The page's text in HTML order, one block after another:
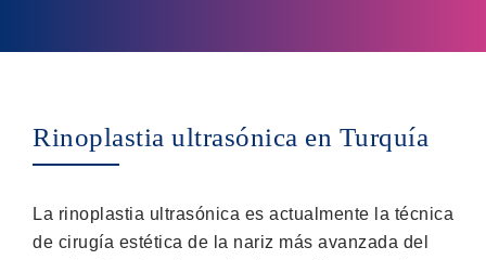
Rinoplastia ultrasónica en Turquía
La rinoplastia ultrasónica es actualmente la técnica
de cirugía estética de la nariz más avanzada del